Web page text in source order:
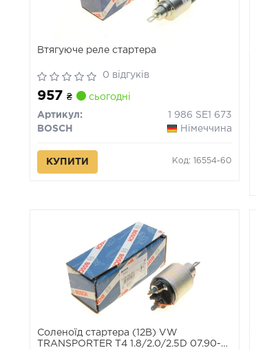
Втягуюче реле стартера
0 відгуків
957 ₴ сьогодні
Артикул:
1 986 SE1 673
BOSCH
Німеччина
КУПИТИ Код: 16554-60
Соленоїд стартера (12В) VW
TRANSPORTER T4 1.8/2.0/2.5D 07.90-